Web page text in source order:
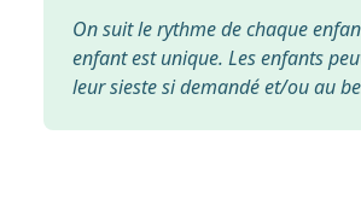
On suit le rythme de chaque
enfant est unique. Les enfants
leur sieste si demandé et/ou au